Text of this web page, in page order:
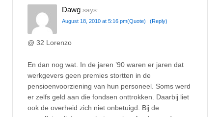
Dawg says:
August 18, 2010 at 5:16 pm(Quote) (Reply)
@ 32 Lorenzo
En dan nog wat. In de jaren ’90 waren er jaren dat
werkgevers geen premies stortten in de
pensioenvoorziening van hun personeel. Soms werd
er zelfs geld aan die fondsen onttrokken. Daarbij liet
ook de overheid zich niet onbetuigd. Bij de